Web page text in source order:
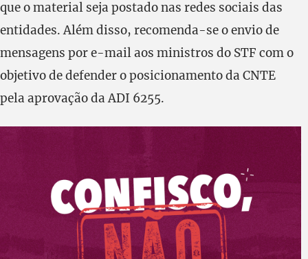
que o material seja postado nas redes sociais das
entidades. Além disso, recomenda-se o envio de
mensagens por e-mail aos ministros do STF com o
objetivo de defender o posicionamento da CNTE
pela aprovação da ADI 6255.